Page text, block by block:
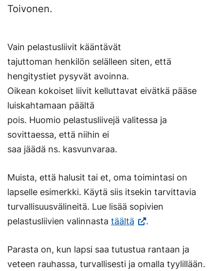
Toivonen.
Vain pelastusliivit kääntävät
tajuttoman henkilön selälleen siten, että
hengitystiet pysyvät avoinna.
Oikean kokoiset liivit kelluttavat eivätkä pääse
luiskahtamaan päältä
pois. Huomio pelastusliivejä valitessa ja
sovittaessa, että niihin ei
saa jäädä ns. kasvunvaraa.
Muista, että halusit tai et, oma toimintasi on
lapselle esimerkki. Käytä siis itsekin tarvittavia
turvallisuusvälineitä. Lue lisää sopivien
pelastusliivien valinnasta täältä (Vieraile
sivustolla.
Linkki
.
Parasta on, kun lapsi saa tutustua rantaan ja
veteen rauhassa, turvallisesti ja omalla tyylillään.